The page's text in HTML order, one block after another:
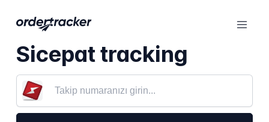
Sicepat tracking